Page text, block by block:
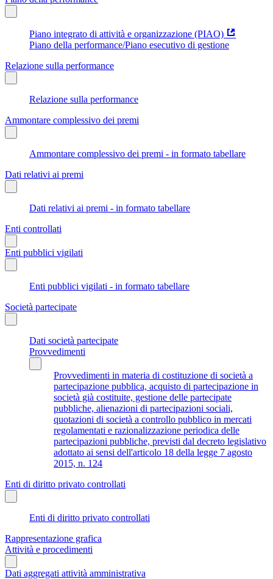
Piano integrato di attività e organizzazione (PIAO)
Piano della performance/Piano esecutivo di gestione
Relazione sulla performance
Relazione sulla performance
Ammontare complessivo dei premi
Ammontare complessivo dei premi - in formato tabellare
Dati relativi ai premi
Dati relativi ai premi - in formato tabellare
Enti controllati
Enti pubblici vigilati
Enti pubblici vigilati - in formato tabellare
Società partecipate
Dati società partecipate
Provvedimenti
Provvedimenti in materia di costituzione di società a
partecipazione pubblica, acquisto di partecipazione in
società già costituite, gestione delle partecipate
pubbliche, alienazioni di partecipazioni sociali,
quotazioni di società a controllo pubblico in mercati
regolamentati e razionalizzazione periodica delle
partecipazioni pubbliche, previsti dal decreto legislativo
adottato ai sensi dell'articolo 18 della legge 7 agosto
2015, n. 124
Enti di diritto privato controllati
Enti di diritto privato controllati
Rappresentazione grafica
Attività e procedimenti
Dati aggregati attività amministrativa